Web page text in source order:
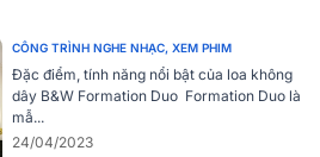
CÔNG TRÌNH NGHE NHẠC, XEM PHIM
Đặc điểm, tính năng nổi bật của loa không
dây B&W Formation Duo Formation Duo là
mẫ...
24/04/2023